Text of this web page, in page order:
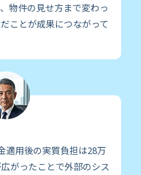
物件の見せ方まで変わっ
ことが成果につながって
適用後の実質負担は28万
がったことで外部のシス